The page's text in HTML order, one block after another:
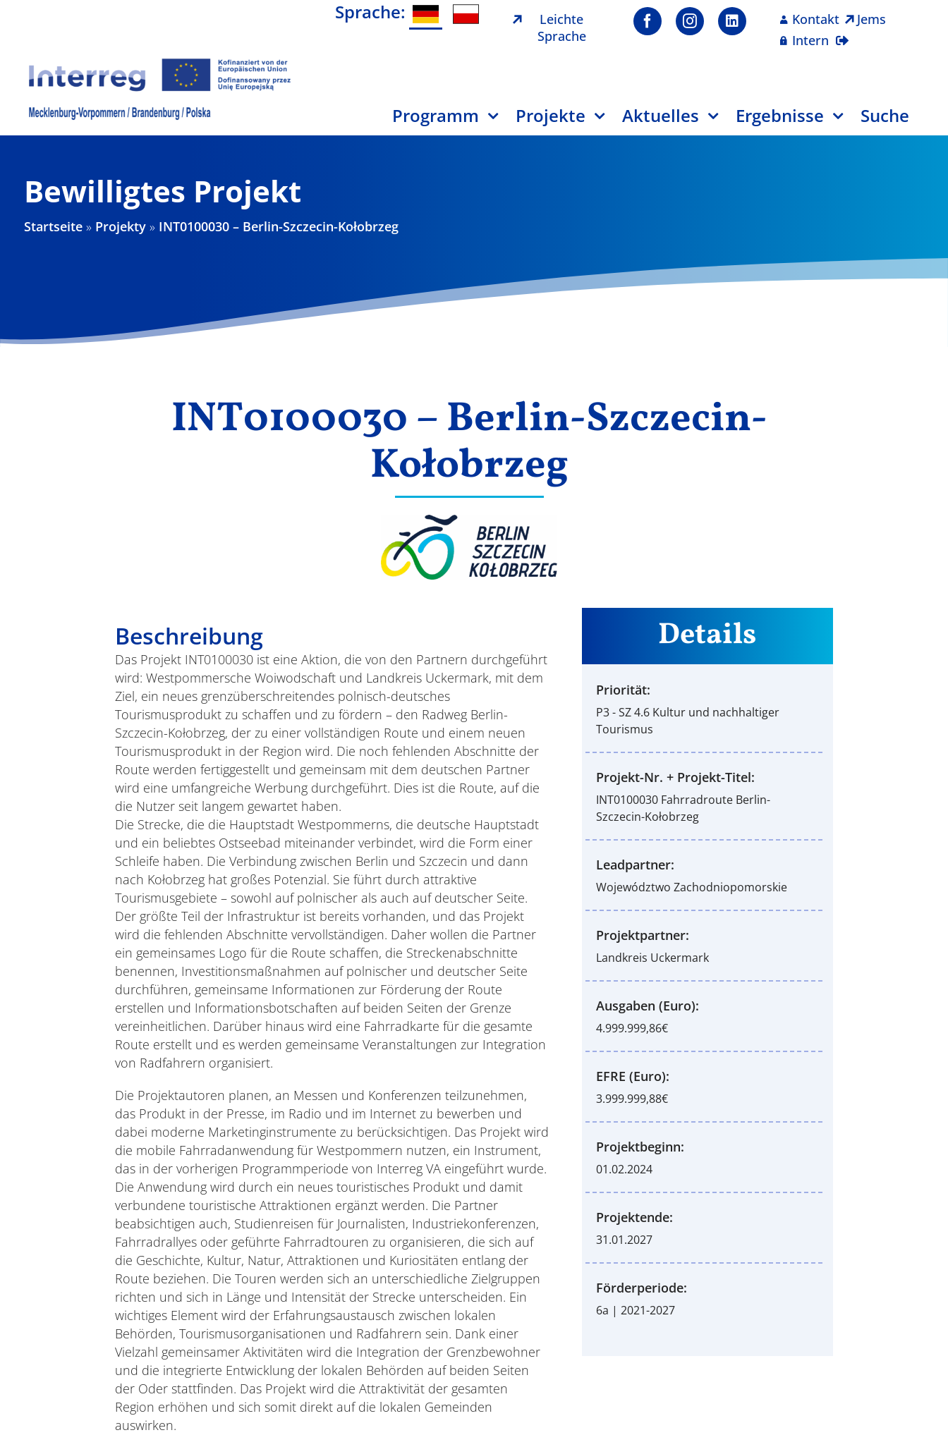
Sprache:
Leichte
Sprache
Kontakt
Jems
Intern
Programm Projekte Aktuelles Ergebnisse Suche
Bewilligtes Projekt
Startseite » Projekty » INT0100030 – Berlin-Szczecin-Kołobrzeg
INT0100030 – Berlin-Szczecin-
Kołobrzeg
Beschreibung
Das Projekt INT0100030 ist eine Aktion, die von den Partnern durchgeführt
wird: Westpommersche Woiwodschaft und Landkreis Uckermark, mit dem
Ziel, ein neues grenzüberschreitendes polnisch-deutsches
Tourismusprodukt zu schaffen und zu fördern – den Radweg Berlin-
Szczecin-Kołobrzeg, der zu einer vollständigen Route und einem neuen
Tourismusprodukt in der Region wird. Die noch fehlenden Abschnitte der
Route werden fertiggestellt und gemeinsam mit dem deutschen Partner
wird eine umfangreiche Werbung durchgeführt. Dies ist die Route, auf die
die Nutzer seit langem gewartet haben.
Die Strecke, die die Hauptstadt Westpommerns, die deutsche Hauptstadt
und ein beliebtes Ostseebad miteinander verbindet, wird die Form einer
Schleife haben. Die Verbindung zwischen Berlin und Szczecin und dann
nach Kołobrzeg hat großes Potenzial. Sie führt durch attraktive
Tourismusgebiete – sowohl auf polnischer als auch auf deutscher Seite.
Der größte Teil der Infrastruktur ist bereits vorhanden, und das Projekt
wird die fehlenden Abschnitte vervollständigen. Daher wollen die Partner
ein gemeinsames Logo für die Route schaffen, die Streckenabschnitte
benennen, Investitionsmaßnahmen auf polnischer und deutscher Seite
durchführen, gemeinsame Informationen zur Förderung der Route
erstellen und Informationsbotschaften auf beiden Seiten der Grenze
vereinheitlichen. Darüber hinaus wird eine Fahrradkarte für die gesamte
Route erstellt und es werden gemeinsame Veranstaltungen zur Integration
von Radfahrern organisiert.
Die Projektautoren planen, an Messen und Konferenzen teilzunehmen,
das Produkt in der Presse, im Radio und im Internet zu bewerben und
dabei moderne Marketinginstrumente zu berücksichtigen. Das Projekt wird
die mobile Fahrradanwendung für Westpommern nutzen, ein Instrument,
das in der vorherigen Programmperiode von Interreg VA eingeführt wurde.
Die Anwendung wird durch ein neues touristisches Produkt und damit
verbundene touristische Attraktionen ergänzt werden. Die Partner
beabsichtigen auch, Studienreisen für Journalisten, Industriekonferenzen,
Fahrradrallyes oder geführte Fahrradtouren zu organisieren, die sich auf
die Geschichte, Kultur, Natur, Attraktionen und Kuriositäten entlang der
Route beziehen. Die Touren werden sich an unterschiedliche Zielgruppen
richten und sich in Länge und Intensität der Strecke unterscheiden. Ein
wichtiges Element wird der Erfahrungsaustausch zwischen lokalen
Behörden, Tourismusorganisationen und Radfahrern sein. Dank einer
Vielzahl gemeinsamer Aktivitäten wird die Integration der Grenzbewohner
und die integrierte Entwicklung der lokalen Behörden auf beiden Seiten
der Oder stattfinden. Das Projekt wird die Attraktivität der gesamten
Region erhöhen und sich somit direkt auf die lokalen Gemeinden
auswirken.
Details
Priorität:
P3 - SZ 4.6 Kultur und nachhaltiger
Tourismus
Projekt-Nr. + Projekt-Titel:
INT0100030 Fahrradroute Berlin-
Szczecin-Kołobrzeg
Leadpartner:
Województwo Zachodniopomorskie
Projektpartner:
Landkreis Uckermark
Ausgaben (Euro):
4.999.999,86€
EFRE (Euro):
3.999.999,88€
Projektbeginn:
01.02.2024
Projektende:
31.01.2027
Förderperiode:
6a | 2021-2027